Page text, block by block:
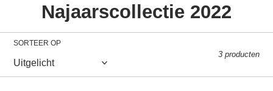
C
o
l
l
Najaarscollectie 2022
SORTEER OP
3 producten